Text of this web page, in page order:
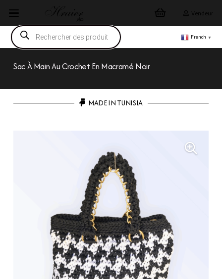
Vendeur
Recherche
de
produits
French ▼
Sac À Main Au Crochet En Macramé Noir
MADE IN TUNISIA